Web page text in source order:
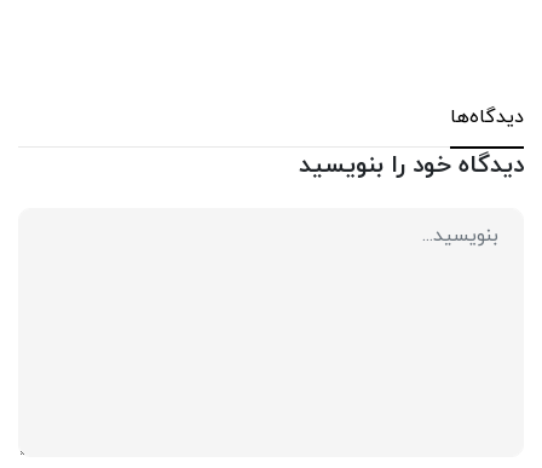
دیدگاه‌ها
دیدگاه خود را بنویسید